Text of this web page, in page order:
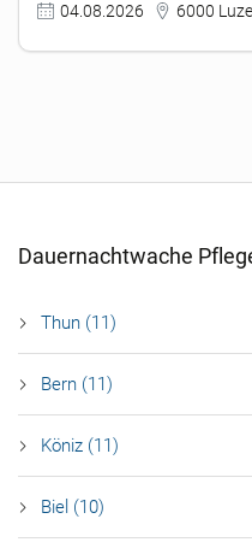
04.08.2026
6000
Dauernachtwache
Thun (11)
Bern (11)
Köniz (11)
Biel (10)